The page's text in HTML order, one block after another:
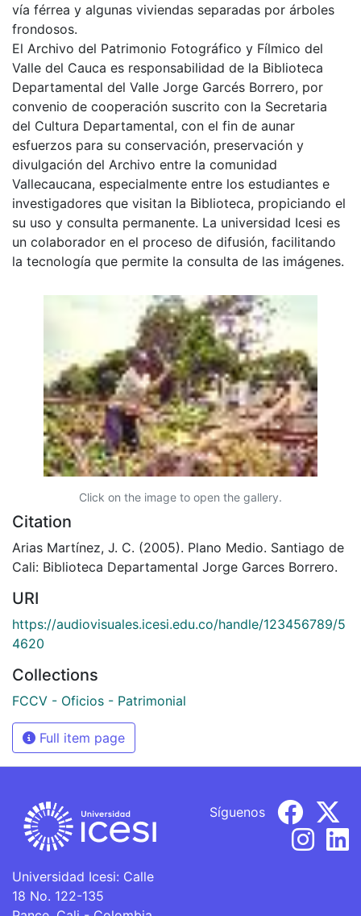
vía férrea y algunas viviendas separadas por árboles
frondosos.
El Archivo del Patrimonio Fotográfico y Fílmico del
Valle del Cauca es responsabilidad de la Biblioteca
Departamental del Valle Jorge Garcés Borrero, por
convenio de cooperación suscrito con la Secretaria
del Cultura Departamental, con el fin de aunar
esfuerzos para su conservación, preservación y
divulgación del Archivo entre la comunidad
Vallecaucana, especialmente entre los estudiantes e
investigadores que visitan la Biblioteca, propiciando el
su uso y consulta permanente. La universidad Icesi es
un colaborador en el proceso de difusión, facilitando
la tecnología que permite la consulta de las imágenes.
Click on the image to open the gallery.
Citation
Arias Martínez, J. C. (2005). Plano Medio. Santiago de
Cali: Biblioteca Departamental Jorge Garces Borrero.
URI
https://audiovisuales.icesi.edu.co/handle/123456789/5
4620
Collections
FCCV - Oficios - Patrimonial
Full item page
Universidad Icesi: Calle
18 No. 122-135
Síguenos